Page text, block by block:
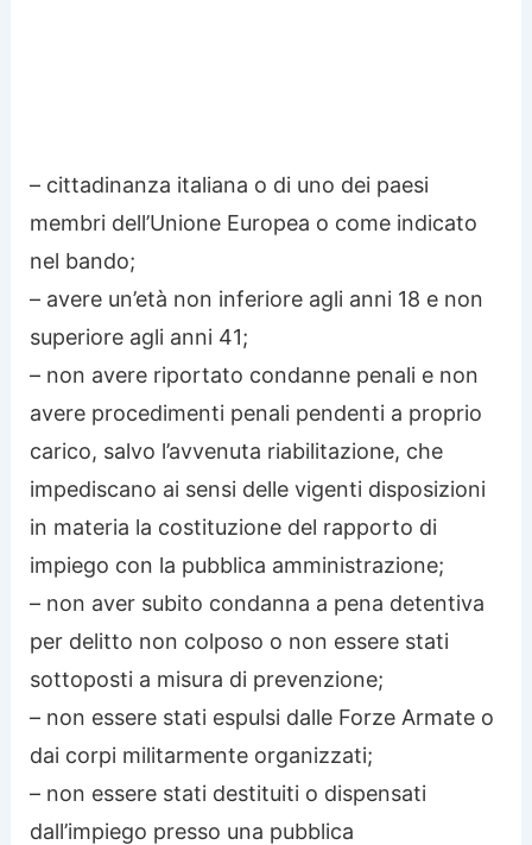
– cittadinanza italiana o di uno dei paesi
membri dell’Unione Europea o come indicato
nel bando;
– avere un’età non inferiore agli anni 18 e non
superiore agli anni 41;
– non avere riportato condanne penali e non
avere procedimenti penali pendenti a proprio
carico, salvo l’avvenuta riabilitazione, che
impediscano ai sensi delle vigenti disposizioni
in materia la costituzione del rapporto di
impiego con la pubblica amministrazione;
– non aver subito condanna a pena detentiva
per delitto non colposo o non essere stati
sottoposti a misura di prevenzione;
– non essere stati espulsi dalle Forze Armate o
dai corpi militarmente organizzati;
– non essere stati destituiti o dispensati
dall’impiego presso una pubblica